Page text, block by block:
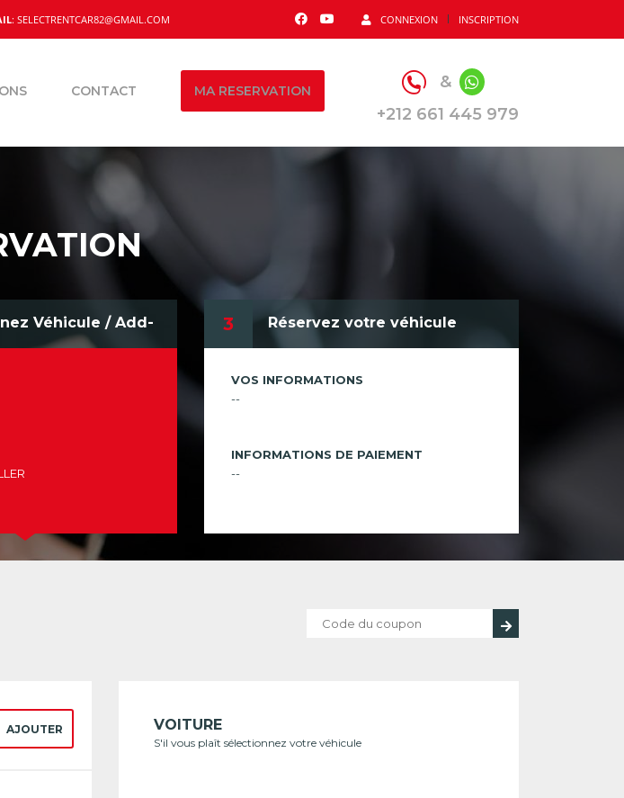
CONNEXION INSCRIPTION
: SELECTRENTCAR82@GMAIL.COM
&
+212 661 445 979
CONTACT MA RESERVATION
Véhicule / Add-
3 Réservez votre véhicule
VOS INFORMATIONS
--
INFORMATIONS DE PAIEMENT
--
AJOUTER VOITURE
S'il vous plaît sélectionnez votre véhicule